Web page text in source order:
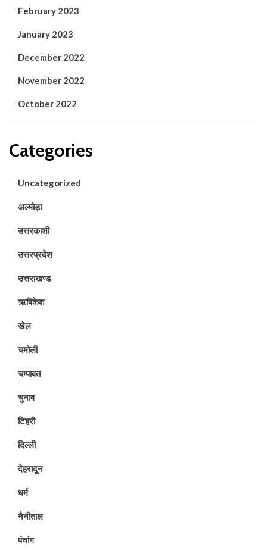
February 2023
January 2023
December 2022
November 2022
October 2022
Categories
Uncategorized
अल्मोड़ा
उत्तरकाशी
उत्तरप्रदेश
उत्तराखण्ड
ऋषिकेश
खेल
चमोली
चम्पावत
चुनाव
टिहरी
दिल्ली
देहरादून
धर्म
नैनीताल
पंचांग